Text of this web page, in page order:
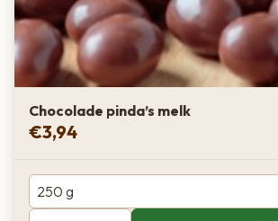
Chocolade pinda’s melk
€3,94